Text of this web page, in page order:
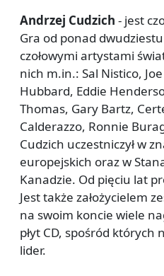
Andrzej Cudzich - jest
Gra od ponad
czołowymi artystami
nich m.in.: Sal Nistico,
Hubbard, Eddie
Thomas, Gary Bartz,
Calderazzo, Ronnie
Cudzich uczestniczył w
europejskich oraz w
Kanadzie. Od pięciu lat
Jest także założycielem
na swoim koncie wiele
płyt CD, spośród których
lider.